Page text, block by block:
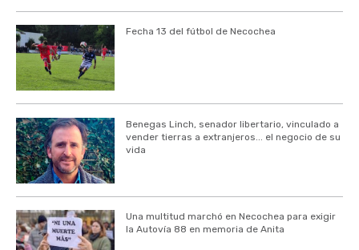
Fecha 13 del fútbol de Necochea
Benegas Linch, senador libertario, vinculado a
vender tierras a extranjeros... el negocio de su
vida
Una multitud marchó en Necochea para exigir
la Autovía 88 en memoria de Anita